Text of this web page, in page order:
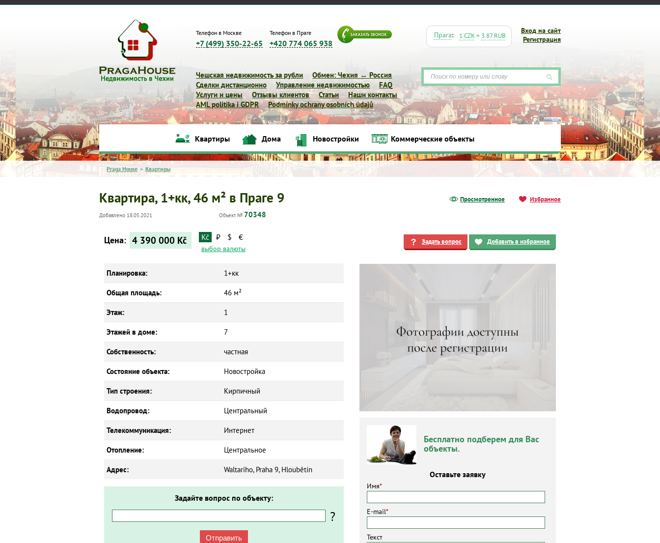
Телефон в Москве
+7 (499) 350-22-65
Телефон в Праге
+420 774 065 938
Вход на сайт
Регистрация
Прага: 1 CZK= 3.87 RUB
Чешская недвижимость за рубли
Обмен: Чехия ↔ Россия
Сделки дистанционно
Управление недвижимостью
FAQ
Услуги и цены
Отзывы клиентов Статьи
Наши контакты
AML politika i GDPR
Podmínky ochrany osobních údajů
Квартиры Дома Новостройки Коммерческие объекты
Квартиры Дома Новостройки Коммерческие объекты
Praga House > Квартиры
Просмотренное Избранное
Квартира, 1+кк, 46 м² в Праге 9
Добавлено 18.05.2021 Объект № 70348
Задать вопрос Добавить в избранное
Бесплатно подберем для Вас
объекты.
Оставьте заявку
Имя*
E-mail*
Текст
Цена: 4 390 000 Kč Kč ₽ $ €
выбор валюты
Планировка: 1+кк
Общая площадь: 46 м²
Этаж: 1
Этажей в доме: 7
Собственность: частная
Состояние объекта: Новостройка
Тип строения: Кирпичный
Водопровод: Центральный
Телекоммуникация: Интернет
Отопление: Центральное
Адрес: Waltariho, Praha 9, Hloubětín
Задайте вопрос по объекту:
?
Отправить